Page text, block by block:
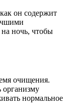
он содержит
ночь, чтобы
очищения.
организму
нормальное